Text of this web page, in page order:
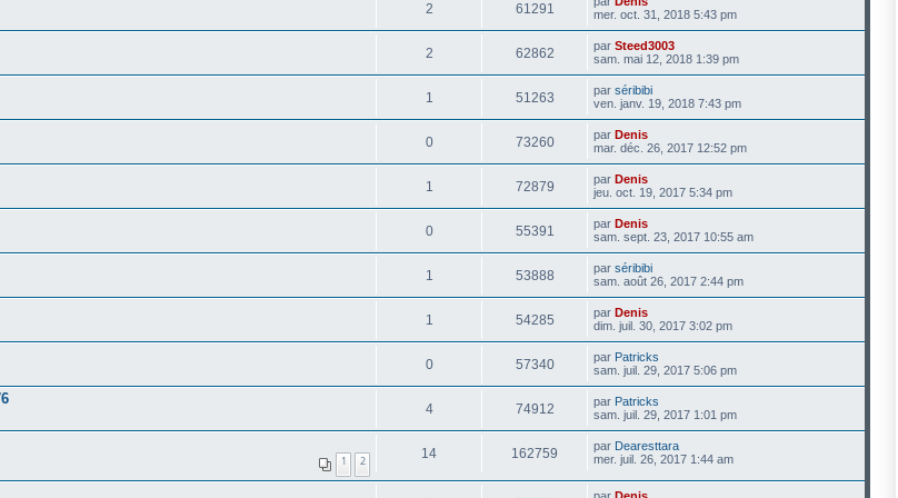
2 61291
mer. oct. 31, 2018 5:43 pm
2 62862 par Steed3003
sam. mai 12, 2018 1:39 pm
1 51263 par séribibi
ven. janv. 19, 2018 7:43 pm
0 73260 par Denis
mar. déc. 26, 2017 12:52 pm
1 72879 par Denis
jeu. oct. 19, 2017 5:34 pm
0 55391 par Denis
sam. sept. 23, 2017 10:55 am
1 53888 par séribibi
sam. août 26, 2017 2:44 pm
1 54285 par Denis
dim. juil. 30, 2017 3:02 pm
0 57340 par Patricks
sam. juil. 29, 2017 5:06 pm
4 74912 par Patricks
sam. juil. 29, 2017 1:01 pm
1 2 14 162759 par Dearesttara
mer. juil. 26, 2017 1:44 am